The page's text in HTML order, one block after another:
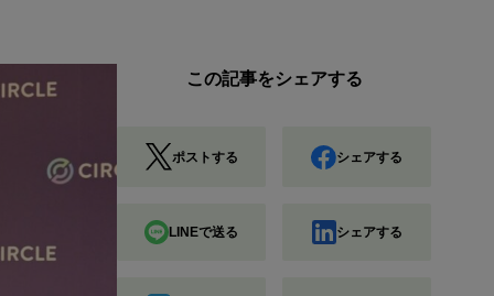
この記事をシェアする
ポストする シェアする
LINEで送る シェアする